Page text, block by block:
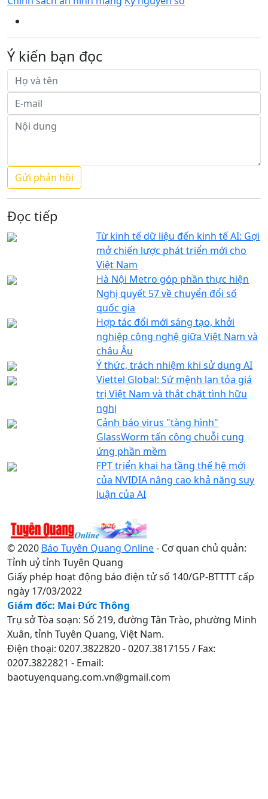
Ý kiến bạn đọc
Đọc tiếp
Từ kinh tế dữ liệu đến kinh tế AI: Gợi
mở chiến lược phát triển mới cho
Việt Nam
Hà Nội Metro góp phần thực hiện
Nghị quyết 57 về chuyển đổi số
quốc gia
Hợp tác đổi mới sáng tạo, khởi
nghiệp công nghệ giữa Việt Nam và
châu Âu
Ý thức, trách nhiệm khi sử dụng AI
Viettel Global: Sứ mệnh lan tỏa giá
trị Việt Nam và thắt chặt tình hữu
nghị
Cảnh báo virus "tàng hình"
GlassWorm tấn công chuỗi cung
ứng phần mềm
FPT triển khai hạ tầng thế hệ mới
của NVIDIA nâng cao khả năng suy
luận của AI
© 2020 Báo Tuyên Quang Online- Cơ quan chủ quản:
Tỉnh uỷ tỉnh Tuyên Quang
Giấy phép hoạt động báo điện tử số 140/GP-BTTTT cấp
ngày 17/03/2022
Giám đốc: Mai Đức Thông
Trụ sở Tòa soạn: Số 219, đường Tân Trào, phường Minh
Xuân, tỉnh Tuyên Quang, Việt Nam.
Điện thoại: 0207.3822820 - 0207.3817155 / Fax:
0207.3822821 - Email:
baotuyenquang.com.vn@gmail.com